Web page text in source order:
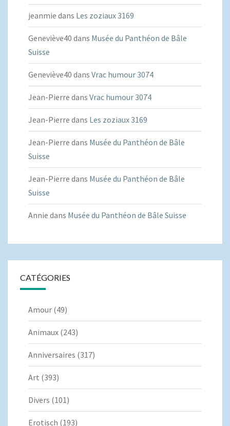
jeanmie dans Les zoziaux 3169
Geneviève40 dans Musée du Panthéon de Bâle
Suisse
Geneviève40 dans Vrac humour 3074
Jean-Pierre dans Vrac humour 3074
Jean-Pierre dans Les zoziaux 3169
Jean-Pierre dans Musée du Panthéon de Bâle
Suisse
Jean-Pierre dans Musée du Panthéon de Bâle
Suisse
Annie dans Musée du Panthéon de Bâle Suisse
CATÉGORIES
Amour (49)
Animaux (243)
Anniversaires (317)
Art (393)
Divers (101)
Erotisch (193)